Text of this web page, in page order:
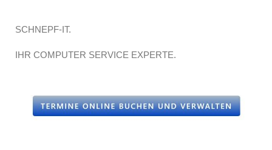
SCHNEPF-IT.
IHR COMPUTER SERVICE EXPERTE.